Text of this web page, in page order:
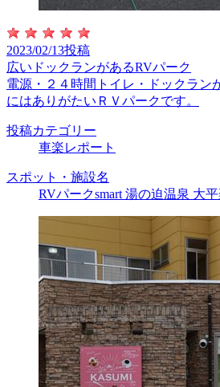
2023/02/13投稿
広いドックランがあるRVパーク
電源・２４時間トイレ・ドックラン
にはありがたいＲＶパークです。
投稿カテゴリー
車楽レポート
スポット・施設名
RVパークsmart 湯の迫温泉 大